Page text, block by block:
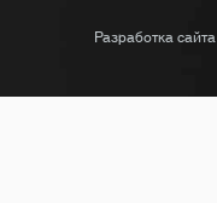
Разработка сайта